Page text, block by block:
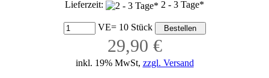
Lieferzeit:
2 - 3 Tage*
VE= 10 Stück
29,90 €
inkl. 19% MwSt, zzgl. Versand